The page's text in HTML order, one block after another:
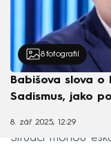
8 fotografií
Babišova slova
Sadismus, jako
8. zář 2025, 12:29
Situaci mohou